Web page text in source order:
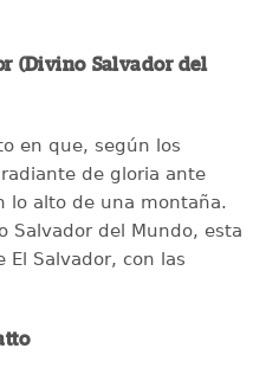
(Divino Salvador del
en que, según los
radiante de gloria ante
lo alto de una montaña.
Salvador del Mundo, esta
El Salvador, con las